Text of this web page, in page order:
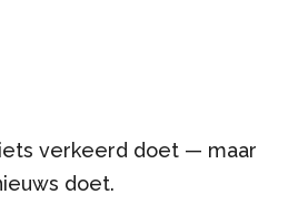
verkeerd doet — maar
doet.